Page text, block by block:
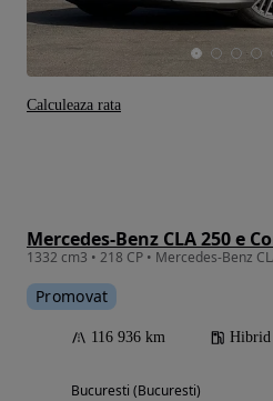
Mercedes-Benz CLA 250 e
1332 cm3 • 218 CP • Mercedes-Benz
Promovat
116 936 km Hibrid
Bucuresti (Bucuresti)
Calculeaza rata